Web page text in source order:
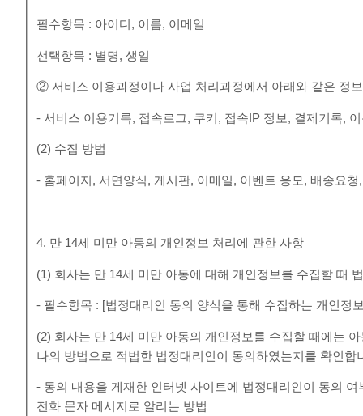
필수항목 : 아이디, 이름, 이메일
선택항목 : 별명, 생일
② 서비스 이용과정이나 사업 처리과정에서 아래와 같은 정
- 서비스 이용기록, 접속로그, 쿠키, 접속IP 정보, 결제기록,
(2) 수집 방법
- 홈페이지, 서면양식, 게시판, 이메일, 이벤트 응모, 배송요
4. 만 14세 미만 아동의 개인정보 처리에 관한 사항
(1) 회사는 만 14세 미만 아동에 대해 개인정보를 수집할 때
- 필수항목 : [법정대리인 동의 양식을 통해 수집하는 개인정
(2) 회사는 만 14세 미만 아동의 개인정보를 수집할 때에는
나의 방법으로 적법한 법정대리인이 동의하였는지를 확인합
- 동의 내용을 게재한 인터넷 사이트에 법정대리인이 동의
전화 문자 메시지로 알리는 방법